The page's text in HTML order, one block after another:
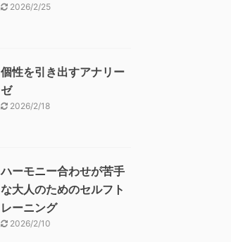
2026/2/25
個性を引き出すアナリー
ゼ
2026/2/18
ハーモニー合わせが苦手
な大人のためのセルフト
レーニング
2026/2/10